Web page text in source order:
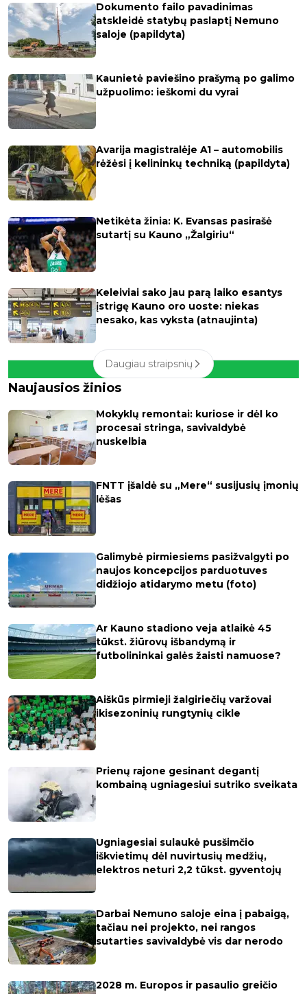
Dokumento failo pavadinimas
atskleidė statybų paslaptį Nemuno
saloje (papildyta)
Kaunietė paviešino prašymą po galimo
užpuolimo: ieškomi du vyrai
Avarija magistralėje A1 – automobilis
rėžėsi į kelininkų techniką (papildyta)
Netikėta žinia: K. Evansas pasirašė
sutartį su Kauno „Žalgiriu“
Keleiviai sako jau parą laiko esantys
įstrigę Kauno oro uoste: niekas
nesako, kas vyksta (atnaujinta)
Daugiau straipsnių
Naujausios žinios
Mokyklų remontai: kuriose ir dėl ko
procesai stringa, savivaldybė
nuskelbia
FNTT įšaldė su „Mere“ susijusių įmonių
lėšas
Galimybė pirmiesiems pasižvalgyti po
naujos koncepcijos parduotuves
didžiojo atidarymo metu (foto)
Ar Kauno stadiono veja atlaikė 45
tūkst. žiūrovų išbandymą ir
futbolininkai galės žaisti namuose?
Aiškūs pirmieji žalgiriečių varžovai
ikisezoninių rungtynių cikle
Prienų rajone gesinant degantį
kombainą ugniagesiui sutriko sveikata
Ugniagesiai sulaukė pusšimčio
iškvietimų dėl nuvirtusių medžių,
elektros neturi 2,2 tūkst. gyventojų
Darbai Nemuno saloje eina į pabaigą,
tačiau nei projekto, nei rangos
sutarties savivaldybė vis dar nerodo
2028 m. Europos ir pasaulio greičio